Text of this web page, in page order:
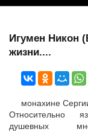
Игумен Никон
жизни....
монахине
Относительно
душевных